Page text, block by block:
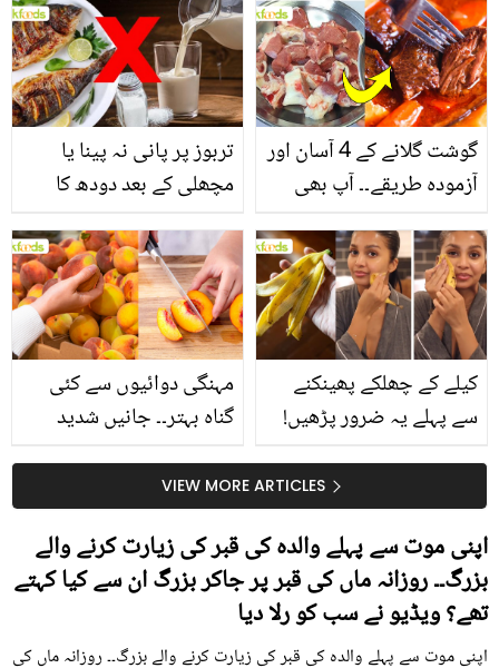
انگیز طبی فوائد
تربوز پر پانی نہ پینا یا
مچھلی کے بعد دودھ کا
سے متعلق غلط فہمیوں کی
حقیقت کیا ہے اور افواہ
کیا؟
گوشت گلانے کے 4 آسان اور
آزمودہ طریقے۔۔ آپ بھی
بتائے راز
مہنگی دوائیوں سے کئی
گناہ بہتر۔۔ جانیں شدید
کیوں کھانا چاہیے؟
کیلے کے چھلکے پھینکنے
سے پہلے یہ ضرور پڑھیں!
سستا اور قدرتی حلVIEW MORE ARTICLES
اپنی موت سے پہلے والدہ کی قبر کی زیارت کرنے والے
بزرگ۔۔ روزانہ ماں کی قبر پر جاکر بزرگ ان سے کیا کہتے
تھے؟ ویڈیو نے سب کو رلا دیا
اپنی موت سے پہلے والدہ کی قبر کی زیارت کرنے والے بزرگ۔۔ روزانہ ماں کی